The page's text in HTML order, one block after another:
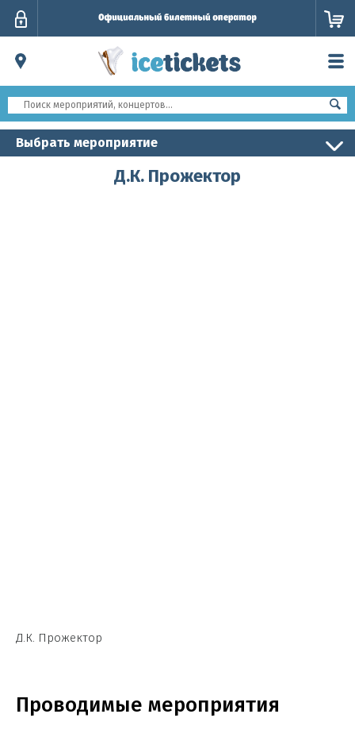
Выбрать мероприятие
Д.К. Прожектор
Д.К. Прожектор
Проводимые мероприятия